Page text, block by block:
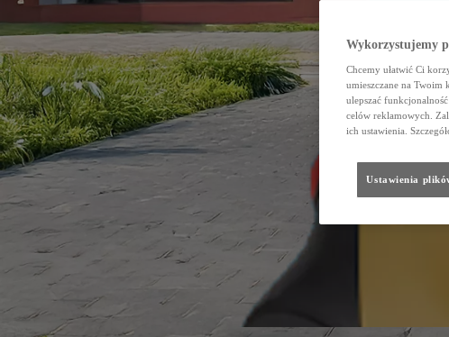
Wykorzystujemy
Chcemy ułatwić Ci
umieszczane na Twoim
ulepszać
celów reklamowych.
ich ustawienia.
Ustawienia